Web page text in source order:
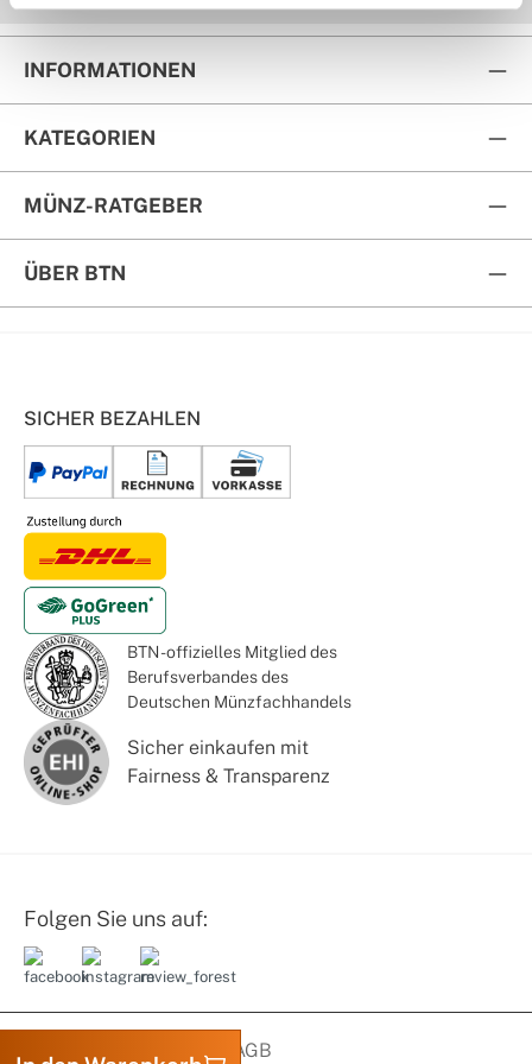
INFORMATIONEN
KATEGORIEN
MÜNZ-RATGEBER
ÜBER BTN
SICHER BEZAHLEN
BTN - offizielles Mitglied des
Berufsverbandes des
Deutschen Münzfachhandels
Sicher einkaufen mit
Fairness & Transparenz
Folgen Sie uns auf:
Datenschutz Impressum AGB